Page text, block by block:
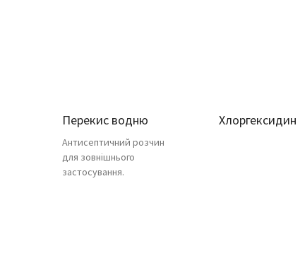
Перекис водню
Антисептичний розчин
для зовнішнього
застосування.
Хлоргексидин